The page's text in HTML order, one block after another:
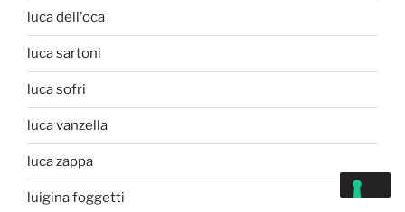
luca dell'oca
luca sartoni
luca sofri
luca vanzella
luca zappa
luigina foggetti